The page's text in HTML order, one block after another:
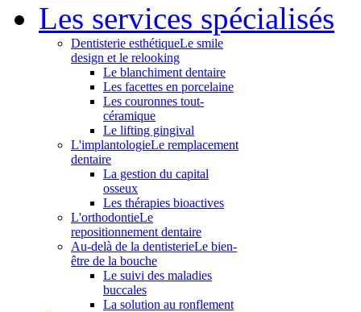
Les services spécialisés
Dentisterie esthétiqueLe smile
design et le relooking
Le blanchiment dentaire
Les facettes en porcelaine
Les couronnes tout-
céramique
Le lifting gingival
L'implantologieLe remplacement
dentaire
La gestion du capital
osseux
Les thérapies bioactives
L'orthodontieLe
repositionnement dentaire
Au-delà de la dentisterieLe bien-
être de la bouche
Le suivi des maladies
buccales
La solution au ronflement